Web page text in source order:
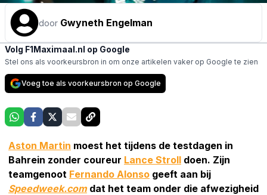
door Gwyneth Engelman
Volg F1Maximaal.nl op Google
Stel ons als voorkeursbron in om onze artikelen vaker op Google te zien
Voeg toe als voorkeursbron op Google
Aston Martin moest het tijdens de testdagen in
Bahrein zonder coureur Lance Stroll doen. Zijn
teamgenoot Fernando Alonso geeft aan bij
Speedweek.comdat het team onder die afwezigheid